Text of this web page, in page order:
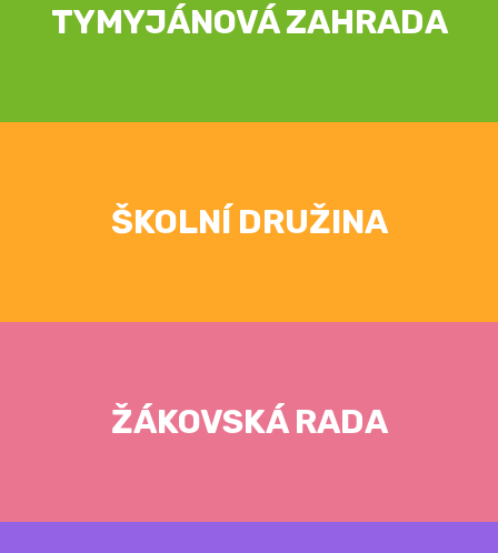
TYMYJÁNOVÁ ZAHRADA
ŠKOLNÍ DRUŽINA
ŽÁKOVSKÁ RADA